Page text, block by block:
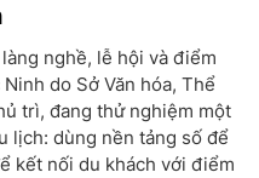
nghề, lễ hội và điểm
do Sở Văn hóa, Thể
trì, đang thử nghiệm một
lịch: dùng nền tảng số để
kết nối du khách với điểm